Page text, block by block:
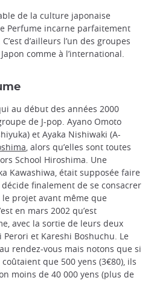
de la culture japonaise
Perfume incarne parfaitement
d’ailleurs l’un des groupes
comme à l’international.
au début des années 2000
de J-pop. Ayano Omoto
et Ayaka Nishiwaki (A-
, alors qu’elles sont toutes
School Hiroshima. Une
Kawashiwa, était supposée faire
finalement de se consacrer
projet avant même que
en mars 2002 qu’est
avec la sortie de leurs deux
et Kareshi Boshuchu. Le
rendez-vous mais notons que si
que 500 yens (3€80), ils
moins de 40 000 yens (plus de